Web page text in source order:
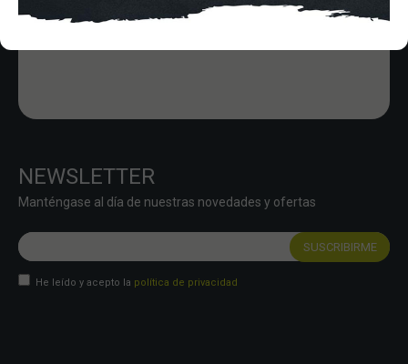
NEWSLETTER
Manténgase al día de nuestras novedades y ofertas
He leído y acepto la política de privacidad